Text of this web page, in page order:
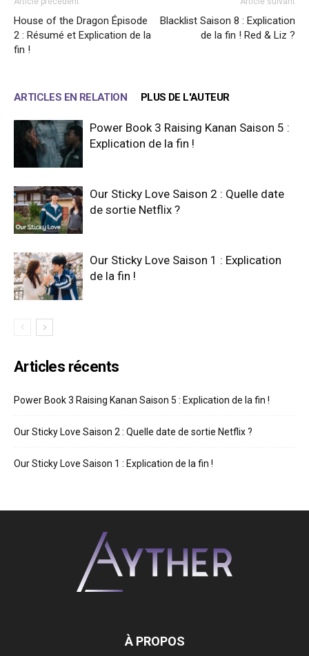
House of the Dragon Épisode
2 : Résumé et Explication de la
fin !
Blacklist Saison 8 : Explication
de la fin ! Red & Liz ?
ARTICLES EN RELATION PLUS DE L'AUTEUR
Power Book 3 Raising Kanan Saison 5 :
Explication de la fin !
Our Sticky Love Saison 2 : Quelle date
de sortie Netflix ?
Our Sticky Love Saison 1 : Explication
de la fin !
Articles récents
Power Book 3 Raising Kanan Saison 5 : Explication de la fin !
Our Sticky Love Saison 2 : Quelle date de sortie Netflix ?
Our Sticky Love Saison 1 : Explication de la fin !
À PROPOS